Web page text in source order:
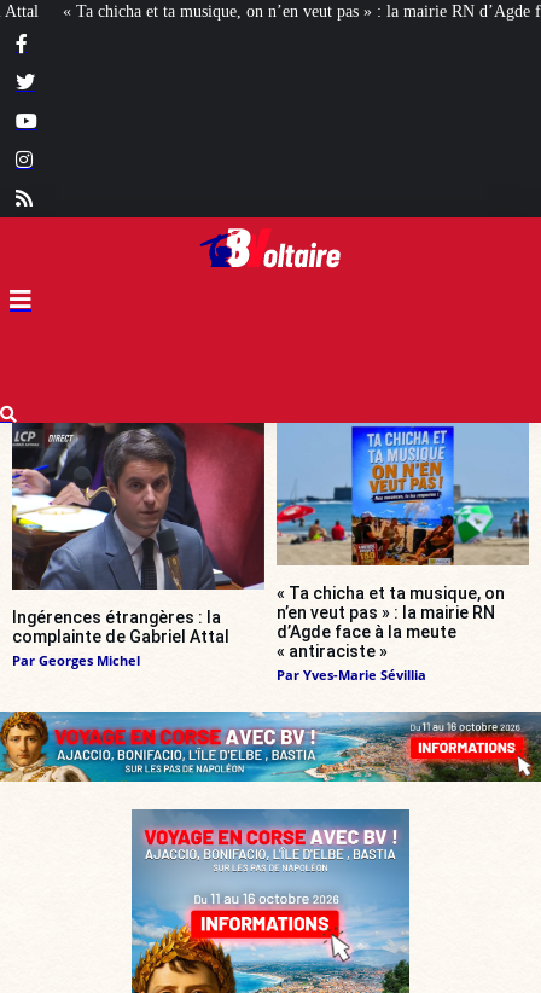
n’en veut pas » : la mairie RN d’Agde face à la meute « antiraciste » La
Ingérences étrangères : la
complainte de Gabriel Attal
Par Georges Michel
« Ta chicha et ta musique, on
n’en veut pas » : la mairie RN
d’Agde face à la meute
« antiraciste »
Par Yves-Marie Sévillia